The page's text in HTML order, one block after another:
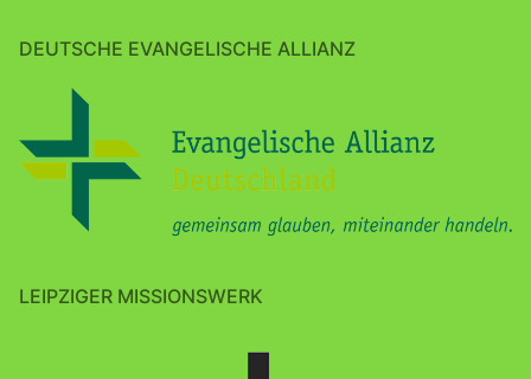
DEUTSCHE EVANGELISCHE ALLIANZ
LEIPZIGER MISSIONSWERK